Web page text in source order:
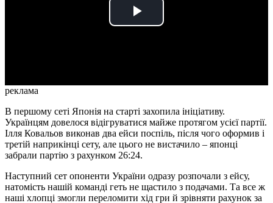
Play
реклама
В першому сеті Японія на старті захопила ініціативу.
Українцям довелося відігруватися майже протягом усієї партії.
Ілля Ковальов виконав два ейси поспіль, після чого оформив і
третій наприкінці сету, але цього не вистачило – японці
забрали партію з рахунком 26:24.
Наступний сет опоненти України одразу розпочали з ейсу,
натомість нашій команді геть не щастило з подачами. Та все ж
наші хлопці змогли переломити хід гри й зрівняти рахунок за